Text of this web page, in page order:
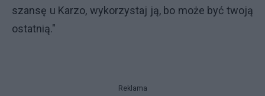
szansę u Karzo, wykorzystaj ją, bo może być twoją
ostatnią."
Reklama